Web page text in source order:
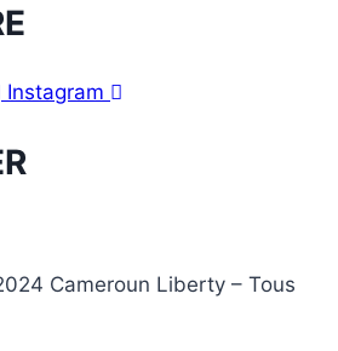
Instagram
Cameroun Liberty – Tous